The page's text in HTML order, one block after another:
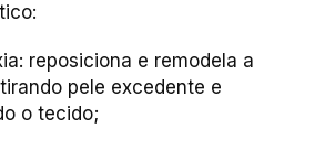
reposiciona e remodela a
pele excedente e
o tecido;